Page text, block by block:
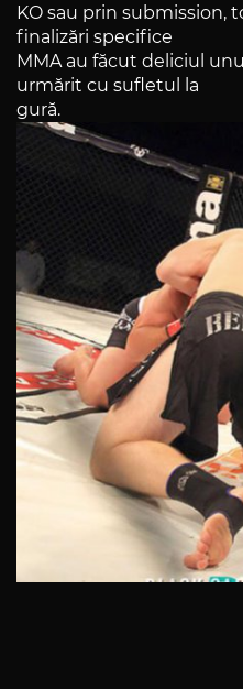
KO sau prin submission,
finalizări specifice
MMA au făcut deliciul
urmărit cu sufletul la
gură.